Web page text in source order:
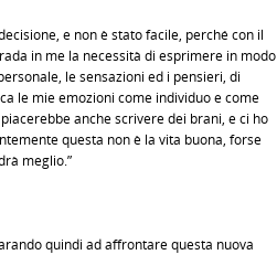
e non è stato facile, perché con il
in me la necessità di esprimere in modo
le sensazioni ed i pensieri, di
le mie emozioni come individuo e come
anche scrivere dei brani, e ci ho
questa non è la vita buona, forse
meglio.”
quindi ad affrontare questa nuova